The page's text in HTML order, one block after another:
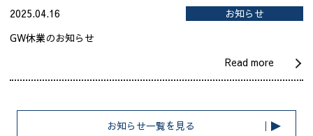
2025.04.16
お知らせ
GW休業のお知らせ
Read more
お知らせ一覧を見る